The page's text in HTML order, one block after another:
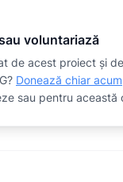
voluntariază
de acest proiect și
Donează chiar acum
sau pentru această